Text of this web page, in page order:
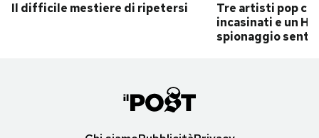
Il difficile mestiere di ripetersi
Tre artisti pop
incasinati e un
spionaggio